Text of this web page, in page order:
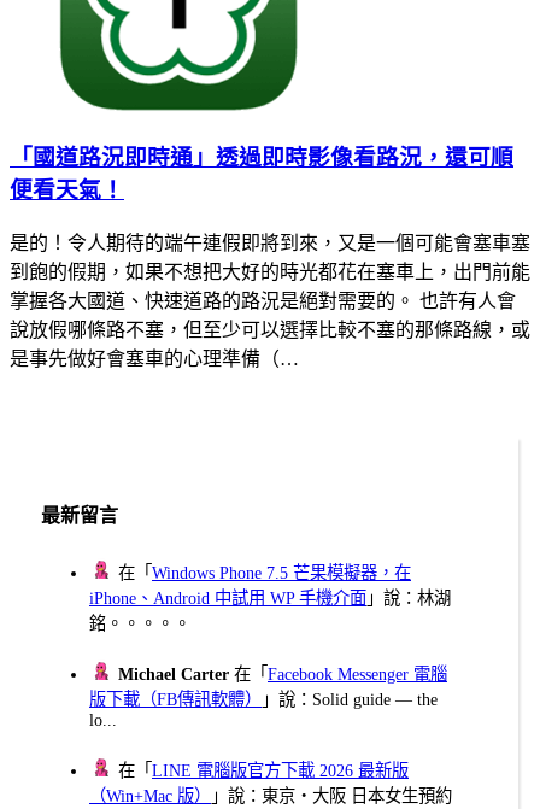
「國道路況即時通」透過即時影像看路況，還可順
便看天氣！
是的！令人期待的端午連假即將到來，又是一個可能會塞車塞
到飽的假期，如果不想把大好的時光都花在塞車上，出門前能
掌握各大國道、快速道路的路況是絕對需要的。 也許有人會
說放假哪條路不塞，但至少可以選擇比較不塞的那條路線，或
是事先做好會塞車的心理準備（…
最新留言
在「Windows Phone 7.5 芒果模擬器，在
iPhone、Android 中試用 WP 手機介面 」說：林湖
銘。。。。。
Michael Carter 在「Facebook Messenger 電腦
版下載（FB傳訊軟體）
」說：Solid guide — the
lo...
在「LINE 電腦版官方下載 2026 最新版
（Win+Mac 版）
」說：東京・大阪 日本女生預約